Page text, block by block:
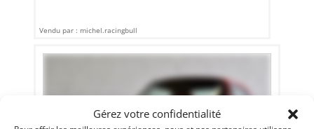
Gérez votre confidentialité
Vendu par : michel.racingbull